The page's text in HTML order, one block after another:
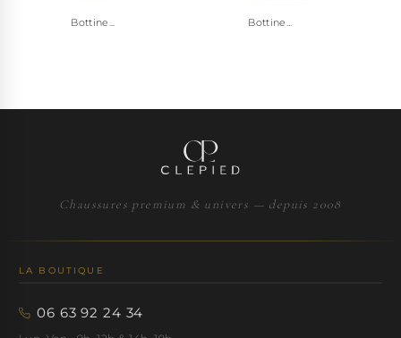
Bottine... Bottine...
Chaussures premium & univers — depuis 2008
LA BOUTIQUE
06 63 92 24 34